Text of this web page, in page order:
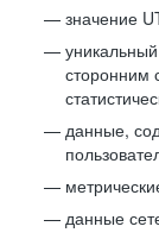
значение
сторонним
данные,
данные